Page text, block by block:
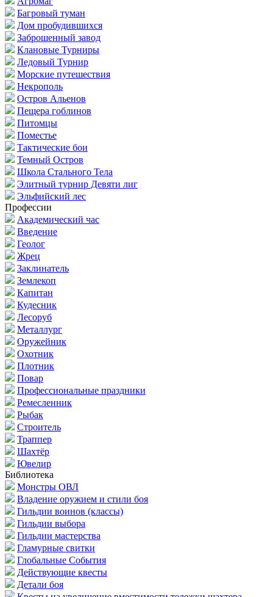
Багровый туман
Дом пробудившихся
Заброшенный завод
Клановые Турниры
Ледовый Турнир
Морские путешествия
Некрополь
Остров Альенов
Пещера гоблинов
Питомцы
Поместье
Тактические бои
Темный Остров
Школа Стального Тела
Элитный турнир Девяти лиг
Эльфийский лес
Профессии
Академический час
Введение
Геолог
Жрец
Заклинатель
Землекоп
Капитан
Кудесник
Лесоруб
Металлург
Оружейник
Охотник
Плотник
Повар
Профессиональные праздники
Ремесленник
Рыбак
Строитель
Траппер
Шахтёр
Ювелир
Библиотека
Монстры ОВЛ
Владение оружием и стили боя
Гильдии воинов (классы)
Гильдии выбора
Гильдии мастерства
Гламурные свитки
Глобальные События
Действующие квесты
Детали боя